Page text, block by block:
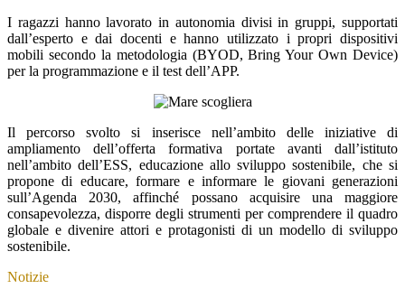
I ragazzi hanno lavorato in autonomia divisi in gruppi, supportati
dall’esperto e dai docenti e hanno utilizzato i propri dispositivi
mobili secondo la metodologia (BYOD, Bring Your Own Device)
per la programmazione e il test dell’APP.
Il percorso svolto si inserisce nell’ambito delle iniziative di
ampliamento dell’offerta formativa portate avanti dall’istituto
nell’ambito dell’ESS, educazione allo sviluppo sostenibile, che si
propone di educare, formare e informare le giovani generazioni
sull’Agenda 2030, affinché possano acquisire una maggiore
consapevolezza, disporre degli strumenti per comprendere il quadro
globale e divenire attori e protagonisti di un modello di sviluppo
sostenibile.
Notizie